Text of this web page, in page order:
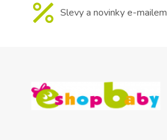
Slevy a novinky e-mailem